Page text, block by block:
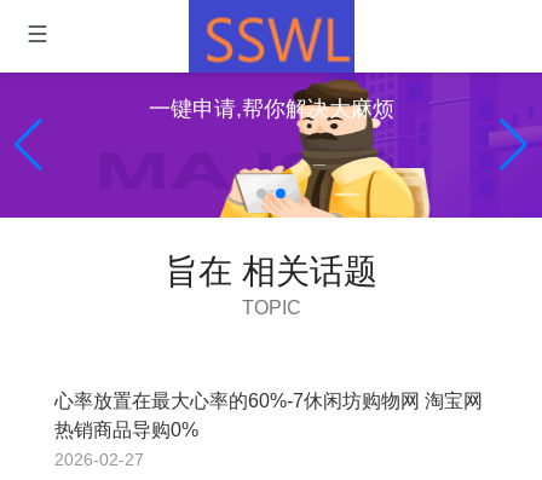
一键申请,帮你解决大麻烦
旨在 相关话题
TOPIC
心率放置在最大心率的60%-7休闲坊购物网 淘宝网
热销商品导购0%
2026-02-27